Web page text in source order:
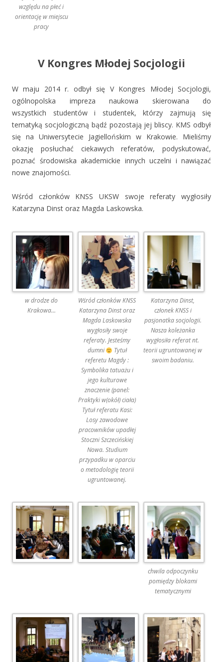
względu na płeć i
orientację w miejscu
pracy
V Kongres Młodej Socjologii
W maju 2014 r. odbył się V Kongres Młodej Socjologii,
ogólnopolska impreza naukowa skierowana do
wszystkich studentów i studentek, którzy zajmują się
tematyką socjologiczną bądź pozostają jej bliscy. KMS odbył
się na Uniwersytecie Jagiellońskim w Krakowie. Mieliśmy
okazję posłuchać ciekawych referatów, podyskutować,
poznać środowiska akademickie innych uczelni i nawiązać
nowe znajomości.
Wśród członków KNSS UKSW swoje referaty wygłosiły
Katarzyna Dinst oraz Magda Laskowska.
w drodze do
Krakowa…
Wśród członków KNSS
Katarzyna Dinst oraz
Magda Laskowska
wygłosiły swoje
referaty. Jesteśmy
dumni
Tytuł
referetu Magdy :
Symbolika tatuażu i
jego kulturowe
znaczenie (panel:
Praktyki w(okół) ciała)
Tytuł referatu Kasi:
Losy zawodowe
pracowników upadłej
Stoczni Szczecińskiej
Nowa. Studium
przypadku w oparciu
o metodologię teorii
ugruntowanej.
Katarzyna Dinst,
członek KNSS i
pasjonatka socjologii.
Nasza koleżanka
wygłosiła referat nt.
teorii ugruntowanej w
swoim badaniu.
chwila odpoczynku
pomiędzy blokami
tematycznymi